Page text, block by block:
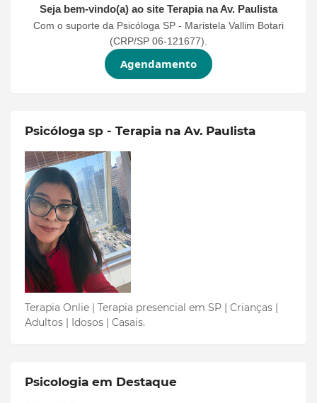
Seja bem-vindo(a) ao site Terapia na Av. Paulista
Com o suporte da Psicóloga SP - Maristela Vallim Botari
(CRP/SP 06-121677).
Agendamento
Psicóloga sp - Terapia na Av. Paulista
Terapia Onlie | Terapia presencial em SP | Crianças |
Adultos | Idosos | Casais.
Psicologia em Destaque